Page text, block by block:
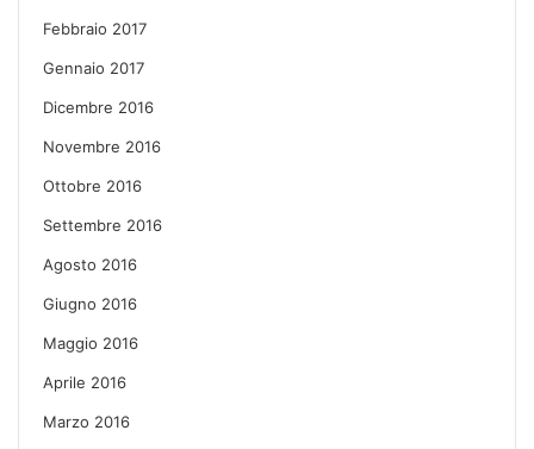
Febbraio 2017
Gennaio 2017
Dicembre 2016
Novembre 2016
Ottobre 2016
Settembre 2016
Agosto 2016
Giugno 2016
Maggio 2016
Aprile 2016
Marzo 2016